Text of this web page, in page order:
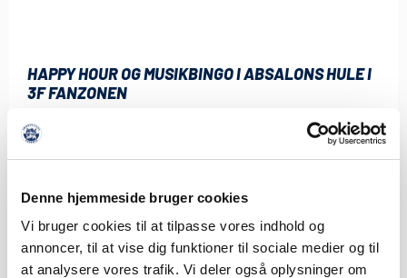
Denne hjemmeside bruger cookies
Vi bruger cookies til at tilpasse vores indhold og
annoncer, til at vise dig funktioner til sociale medier og til
at analysere vores trafik. Vi deler også oplysninger om
HAPPY HOUR OG MUSIKBINGO I ABSALONS HULE I
3F FANZONEN
Der er fredagsfest og Happy Hour i 3F Fanzonen på AL
Sydbank Park før hjemmekampen
LÆS MERE